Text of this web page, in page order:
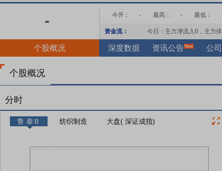
- 今开： - 最高： - 最低：
资金流： 今日：主力净流入0 ，主力
个股概况 深度数据 资讯公告 公
个股概况
分时
鲁 泰Ｂ 纺织制造 大盘( 深证成指)